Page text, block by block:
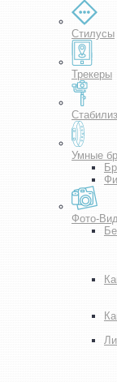
Стилусы
Трекеры
Умные
Фото-